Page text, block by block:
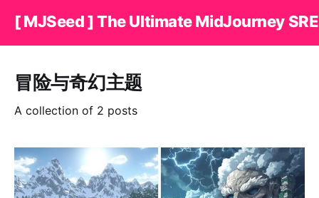
[ MJSeed ] The Ultimate MidJourney
冒险与奇幻主题
A collection of 2 posts